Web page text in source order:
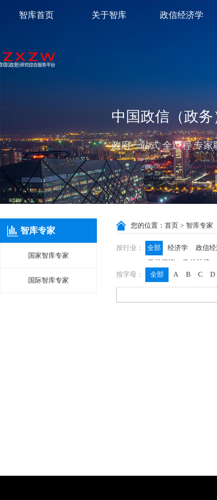
中国政信（政
政府一站式 全过程 专
智库首页 关于智库 政信经济学
智库专家
国家智库专家
国际智库专家
您的位置： 首页 > 智库专家
按行业： 全部 经济学
政信
政信咨询
政信法律
按字母：
全部 A B C D